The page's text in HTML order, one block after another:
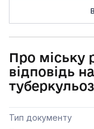
Про міську
відповідь
Тип документу